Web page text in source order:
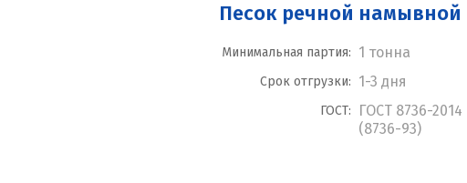
Песок речной намывной
Минимальная партия: 1 тонна
Срок отгрузки: 1-3 дня
ГОСТ:
ГОСТ 8736-2014
(8736-93)